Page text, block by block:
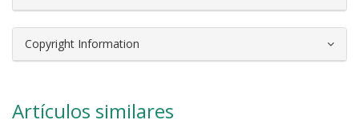
Copyright Information
Artículos similares